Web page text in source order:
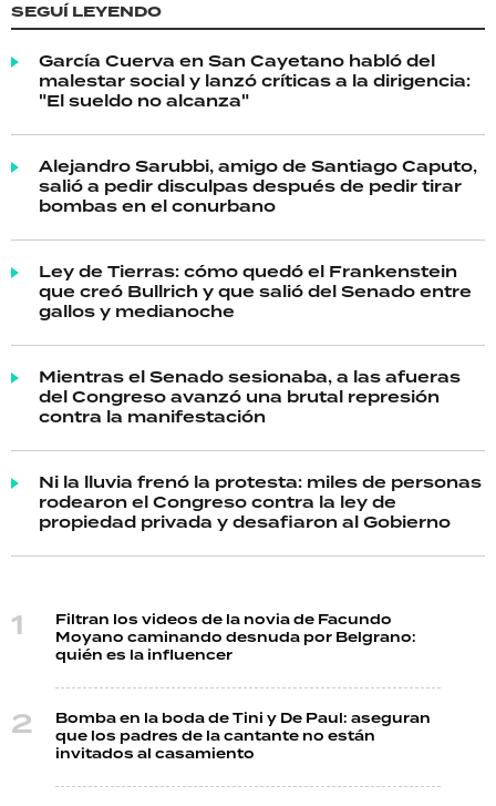
SEGUÍ LEYENDO
García Cuerva en San Cayetano habló del
malestar social y lanzó críticas a la dirigencia:
"El sueldo no alcanza"
Alejandro Sarubbi, amigo de Santiago Caputo,
salió a pedir disculpas después de pedir tirar
bombas en el conurbano
Ley de Tierras: cómo quedó el Frankenstein
que creó Bullrich y que salió del Senado entre
gallos y medianoche
Mientras el Senado sesionaba, a las afueras
del Congreso avanzó una brutal represión
contra la manifestación
Ni la lluvia frenó la protesta: miles de personas
rodearon el Congreso contra la ley de
propiedad privada y desafiaron al Gobierno
Filtran los videos de la novia de Facundo
Moyano caminando desnuda por Belgrano:
quién es la influencer
Bomba en la boda de Tini y De Paul: aseguran
que los padres de la cantante no están
invitados al casamiento